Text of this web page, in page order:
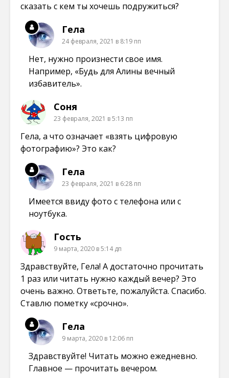
сказать с кем ты хочешь подружиться?
Гела
24 февраля, 2021 в 8:19 пп
Нет, нужно произнести свое имя.
Например, «Будь для Алины вечный
избавитель».
Соня
23 февраля, 2021 в 5:13 пп
Гела, а что означает «взять цифровую
фотографию»? Это как?
Гела
23 февраля, 2021 в 6:28 пп
Имеется ввиду фото с телефона или с
ноутбука.
Гость
9 марта, 2020 в 5:14 дп
Здравствуйте, Гела! А достаточно прочитать
1 раз или читать нужно каждый вечер? Это
очень важно. Ответьте, пожалуйста. Спасибо.
Ставлю пометку «срочно».
Гела
9 марта, 2020 в 12:06 пп
Здравствуйте! Читать можно ежедневно.
Главное — прочитать вечером.